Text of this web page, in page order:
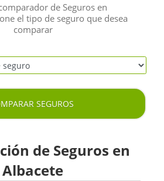
de Seguros en
el tipo de seguro que desea
comparar
SEGUROS
de Seguros en
Albacete